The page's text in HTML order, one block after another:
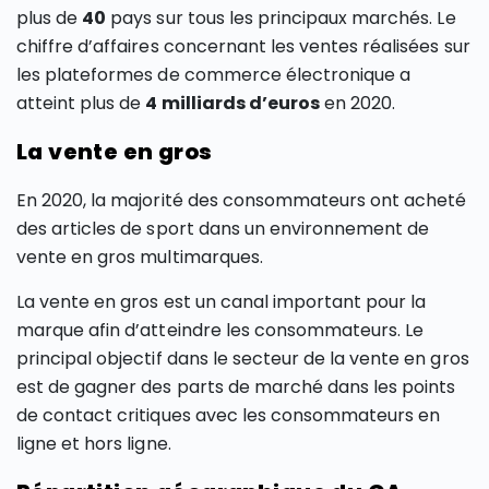
plus de 40 pays sur tous les principaux marchés. Le
chiffre d’affaires concernant les ventes réalisées sur
les plateformes de commerce électronique a
atteint plus de 4 milliards d’eurosen 2020.
La vente en gros
En 2020, la majorité des consommateurs ont acheté
des articles de sport dans un environnement de
vente en gros multimarques.
La vente en gros est un canal important pour la
marque afin d’atteindre les consommateurs. Le
principal objectif dans le secteur de la vente en gros
est de gagner des parts de marché dans les points
de contact critiques avec les consommateurs en
ligne et hors ligne.